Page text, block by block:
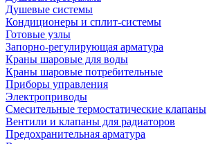
Душевые системы
Кондиционеры и сплит-системы
Готовые узлы
Запорно-регулирующая арматура
Краны шаровые для воды
Краны шаровые потребительные
Приборы управления
Электроприводы
Смесительные термостатические клапаны
Вентили и клапаны для радиаторов
Предохранительная арматура